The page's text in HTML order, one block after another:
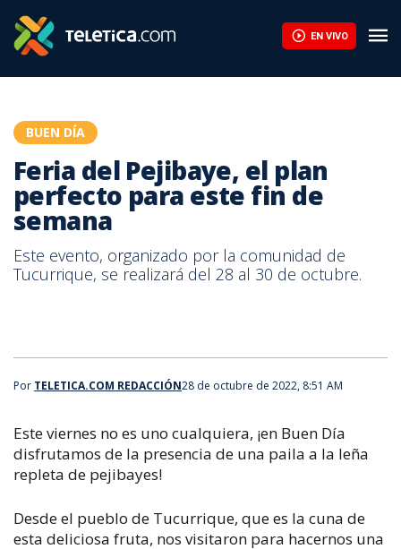
EN VIVO
BUEN DÍA
Feria del Pejibaye, el plan
perfecto para este fin de
semana
Este evento, organizado por la comunidad de
Tucurrique, se realizará del 28 al 30 de octubre.
Por TELETICA.COM REDACCIÓN28 de octubre de 2022, 8:51 AM
Este viernes no es uno cualquiera, ¡en Buen Día
disfrutamos de la presencia de una paila a la leña
repleta de pejibayes!
Desde el pueblo de Tucurrique, que es la cuna de
esta deliciosa fruta, nos visitaron para hacernos una